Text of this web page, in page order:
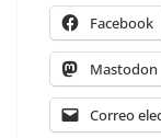
Facebook
Mastodon
Correo